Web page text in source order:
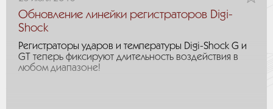
Обновление линейки регистраторов Digi-
Shock
Регистраторы ударов и температуры Digi-Shock G и
GT теперь фиксируют длительность воздействия в
любом диапазоне!